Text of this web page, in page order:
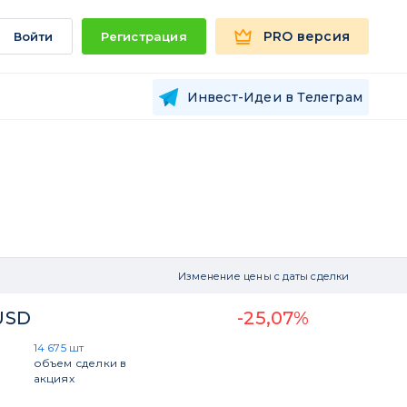
Войти Регистрация PRO версия
Инвест-Идеи в Телеграм
Изменение цены с даты сделки
14 675 шт
объем сделки в
акциях
-25,07%